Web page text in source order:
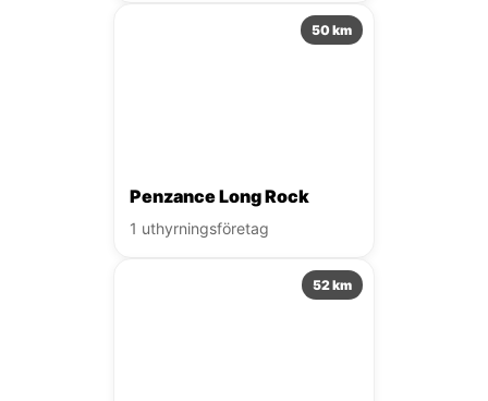
50 km
Penzance Long Rock
1 uthyrningsföretag
52 km